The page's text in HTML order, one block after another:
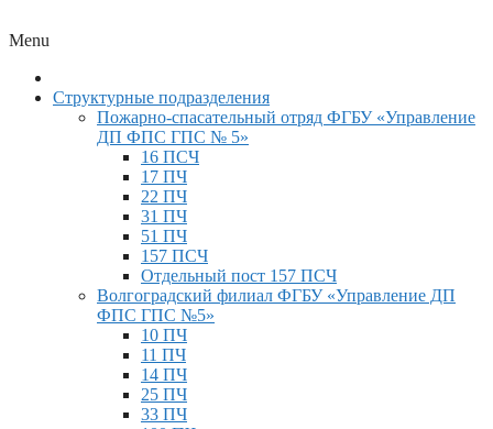
Menu
Структурные подразделения
Пожарно-спасательный отряд ФГБУ «Управление
ДП ФПС ГПС № 5»
16 ПСЧ
17 ПЧ
22 ПЧ
31 ПЧ
51 ПЧ
157 ПСЧ
Отдельный пост 157 ПСЧ
Волгоградский филиал ФГБУ «Управление ДП
ФПС ГПС №5»
10 ПЧ
11 ПЧ
14 ПЧ
25 ПЧ
33 ПЧ